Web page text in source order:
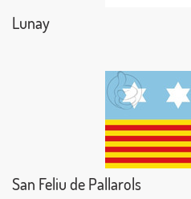
Lunay
San Feliu de Pallarols